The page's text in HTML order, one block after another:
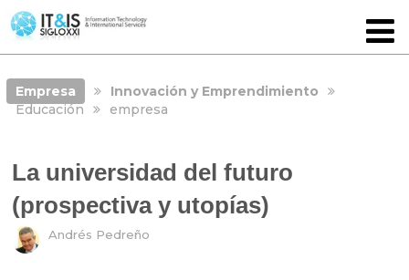
Empresa
Innovación y Emprendimiento
Educación
empresa
La universidad del futuro
(prospectiva y utopías)
Andrés Pedreño